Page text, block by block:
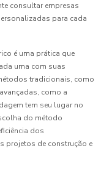
consultar empresas
para cada
é uma prática que
uma com suas
tradicionais, como
como a
tem seu lugar no
do método
dos
projetos de construção e